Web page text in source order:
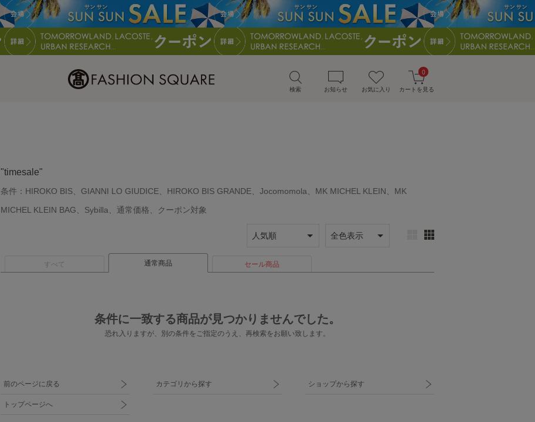
検索 お知らせ お気に入り カートを見る
0
"timesale"
条件： HIROKO BIS、GIANNI LO GIUDICE、HIROKO BIS GRANDE、Jocomomola、MK MICHEL KLEIN、MK
MICHEL KLEIN BAG、Sybilla、通常価格、クーポン対象
すべて 通常商品 セール商品
条件に一致する商品が見つかりませんでした。
恐れ入りますが、別の条件をご指定のうえ、 再検索をお願い致します。
前のページに戻る カテゴリから探す ショップから探す
トップページへ